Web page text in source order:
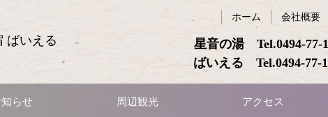
いえる 星音の湯 Tel.0494-77-
ばいえる Tel.0494-77-
ホーム 会社概要
知らせ 周辺観光 アクセス